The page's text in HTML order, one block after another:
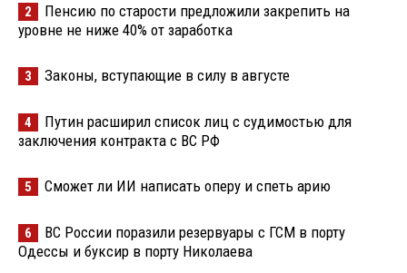
2
Пенсию по старости предложили закрепить на
уровне не ниже 40% от заработка
3 Законы, вступающие в силу в августе
4
Путин расширил список лиц с судимостью для
заключения контракта с ВС РФ
5 Сможет ли ИИ написать оперу и спеть арию
6
ВС России поразили резервуары с ГСМ в порту
Одессы и буксир в порту Николаева